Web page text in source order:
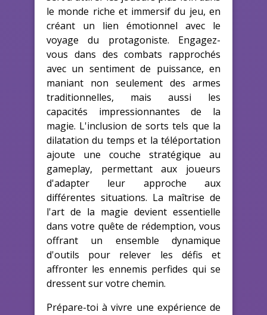
le monde riche et immersif du jeu, en
créant un lien émotionnel avec le
voyage du protagoniste. Engagez-
vous dans des combats rapprochés
avec un sentiment de puissance, en
maniant non seulement des armes
traditionnelles, mais aussi les
capacités impressionnantes de la
magie. L'inclusion de sorts tels que la
dilatation du temps et la téléportation
ajoute une couche stratégique au
gameplay, permettant aux joueurs
d'adapter leur approche aux
différentes situations. La maîtrise de
l'art de la magie devient essentielle
dans votre quête de rédemption, vous
offrant un ensemble dynamique
d'outils pour relever les défis et
affronter les ennemis perfides qui se
dressent sur votre chemin.
Prépare-toi à vivre une expérience de